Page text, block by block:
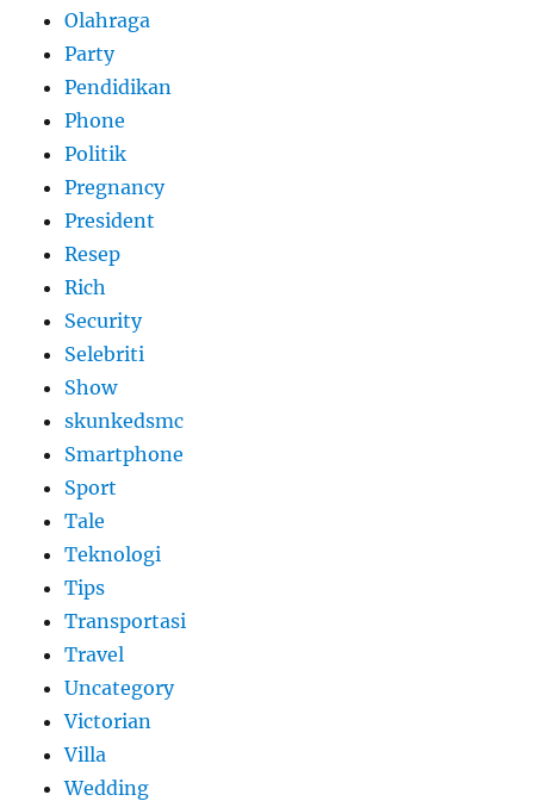
Olahraga
Party
Pendidikan
Phone
Politik
Pregnancy
President
Resep
Rich
Security
Selebriti
Show
skunkedsmc
Smartphone
Sport
Tale
Teknologi
Tips
Transportasi
Travel
Uncategory
Victorian
Villa
Wedding